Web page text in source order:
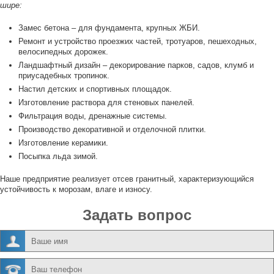
шире:
Замес бетона – для фундамента, крупных ЖБИ.
Ремонт и устройство проезжих частей, тротуаров, пешеходных,
велосипедных дорожек.
Ландшафтный дизайн – декорирование парков, садов, клумб и
приусадебных тропинок.
Настил детских и спортивных площадок.
Изготовление раствора для стеновых панелей.
Фильтрация воды, дренажные системы.
Производство декоративной и отделочной плитки.
Изготовление керамики.
Посыпка льда зимой.
Наше предприятие реализует отсев гранитный, характеризующийся
устойчивость к морозам, влаге и износу.
Задать вопрос